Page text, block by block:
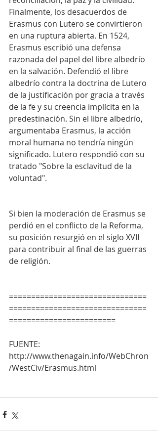
Finalmente, los desacuerdos de
Erasmus con Lutero se convirtieron
en una ruptura abierta. En 1524,
Erasmus escribió una defensa
razonada del papel del libre albedrío
en la salvación. Defendió el libre
albedrío contra la doctrina de Lutero
de la justificación por gracia a través
de la fe y su creencia implícita en la
predestinación. Sin el libre albedrío,
argumentaba Erasmus, la acción
moral humana no tendría ningún
significado. Lutero respondió con su
tratado "Sobre la esclavitud de la
voluntad".
Si bien la moderación de Erasmus se
perdió en el conflicto de la Reforma,
su posición resurgió en el siglo XVII
para contribuir al final de las guerras
de religión.
===============================
===============================
========================
FUENTE:
http://www.thenagain.info/WebChron
/WestCiv/Erasmus.html